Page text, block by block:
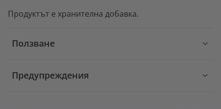
Продуктът е хранителна добавка.
Ползване
Предупреждения